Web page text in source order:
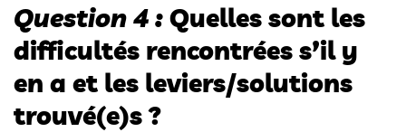
Question 4 : Quelles sont les
difficultés rencontrées s’il y
en a et les leviers/solutions
trouvé(e)s ?